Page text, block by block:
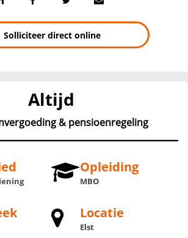
Solliciteer direct online
Altijd
& pensioenregeling
Opleiding
MBO
Locatie
Elst